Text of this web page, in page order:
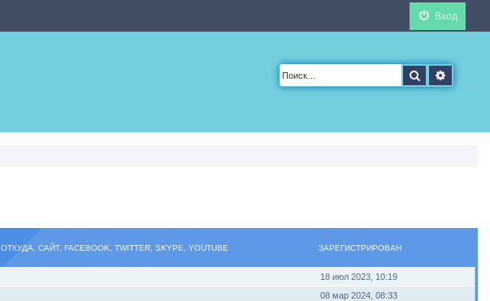
Вход
Поиск
ОТКУДА, САЙТ, FACEBOOK, TWITTER, SKYPE, YOUTUBE ЗАРЕГИСТРИРОВАН
18 июл 2023, 10:19
08 мар 2024, 08:33